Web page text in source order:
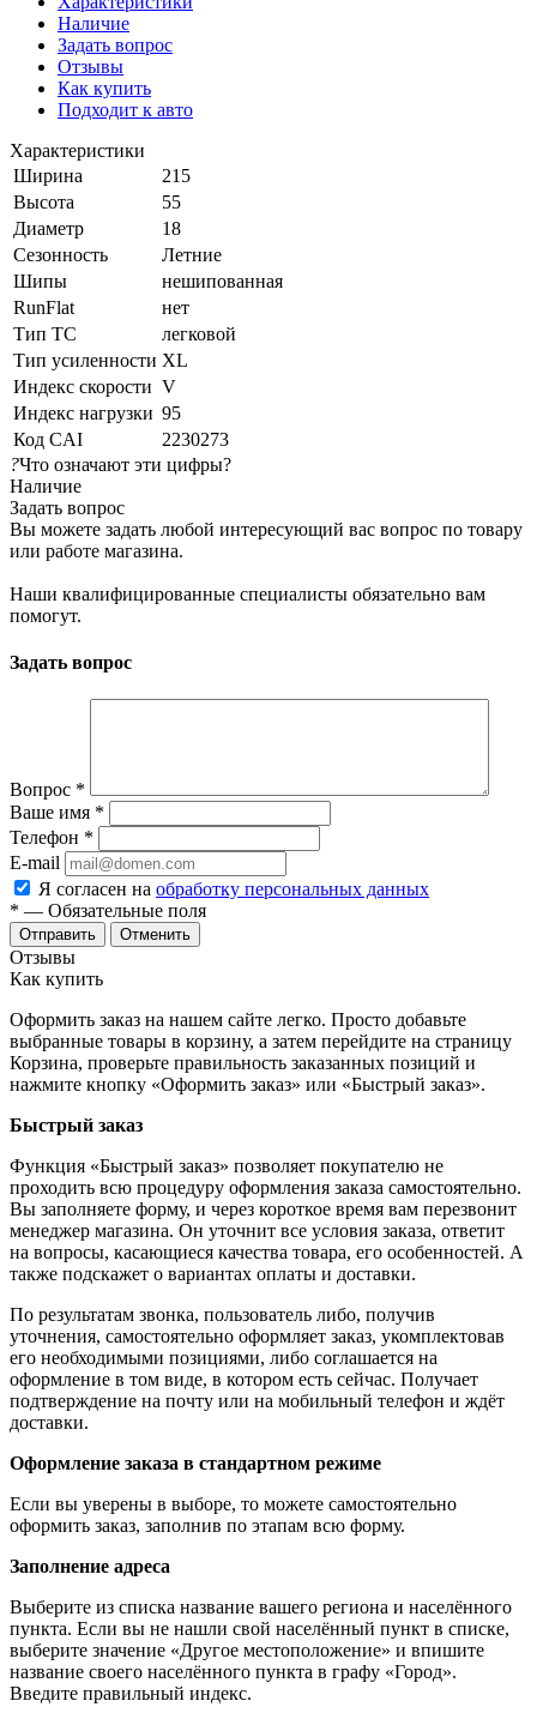
Наличие
Задать вопрос
Отзывы
Как купить
Подходит к авто
Характеристики
Ширина
215
Высота
55
Диаметр
18
Сезонность
Летние
Шипы
нешипованная
RunFlat
нет
Тип ТС
легковой
Тип усиленности XL
Индекс скорости V
Индекс нагрузки 95
Код CAI
2230273
?Что означают эти цифры?
Наличие
Задать вопрос
Вы можете задать любой интересующий вас вопрос по товару
или работе магазина.
Наши квалифицированные специалисты обязательно вам
помогут.
Задать вопрос
Вопрос *
Ваше имя *
Телефон *
E-mail
Я согласен на обработку персональных данных
* — Обязательные поля
Отменить
Отзывы
Как купить
Оформить заказ на нашем сайте легко. Просто добавьте
выбранные товары в корзину, а затем перейдите на страницу
Корзина, проверьте правильность заказанных позиций и
нажмите кнопку «Оформить заказ» или «Быстрый заказ».
Быстрый заказ
Функция «Быстрый заказ» позволяет покупателю не
проходить всю процедуру оформления заказа самостоятельно.
Вы заполняете форму, и через короткое время вам перезвонит
менеджер магазина. Он уточнит все условия заказа, ответит
на вопросы, касающиеся качества товара, его особенностей. А
также подскажет о вариантах оплаты и доставки.
По результатам звонка, пользователь либо, получив
уточнения, самостоятельно оформляет заказ, укомплектовав
его необходимыми позициями, либо соглашается на
оформление в том виде, в котором есть сейчас. Получает
подтверждение на почту или на мобильный телефон и ждёт
доставки.
Оформление заказа в стандартном режиме
Если вы уверены в выборе, то можете самостоятельно
оформить заказ, заполнив по этапам всю форму.
Заполнение адреса
Выберите из списка название вашего региона и населённого
пункта. Если вы не нашли свой населённый пункт в списке,
выберите значение «Другое местоположение» и впишите
название своего населённого пункта в графу «Город».
Введите правильный индекс.